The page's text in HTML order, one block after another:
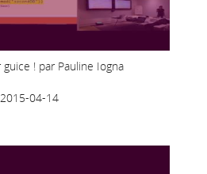
! par Pauline Iogna
2015-04-14